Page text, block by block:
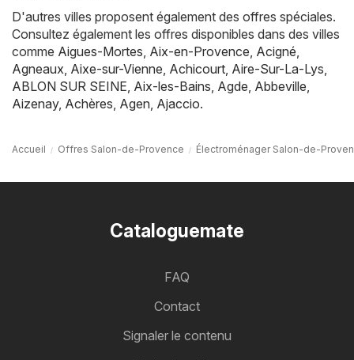
D'autres villes proposent également des offres spéciales.
Consultez également les offres disponibles dans des villes
comme Aigues-Mortes Aix-en-Provence Acigné
Agneaux Aixe-sur-Vienne Achicourt Aire-Sur-La-Lys
ABLON SUR SEINE Aix-les-Bains Agde Abbeville
Aizenay, Achères Agen Ajaccio.
Accueil Offres Salon-de-Provence Électroménager Salon-de-
Cataloguemate
FAQ
Contact
Signaler le contenu